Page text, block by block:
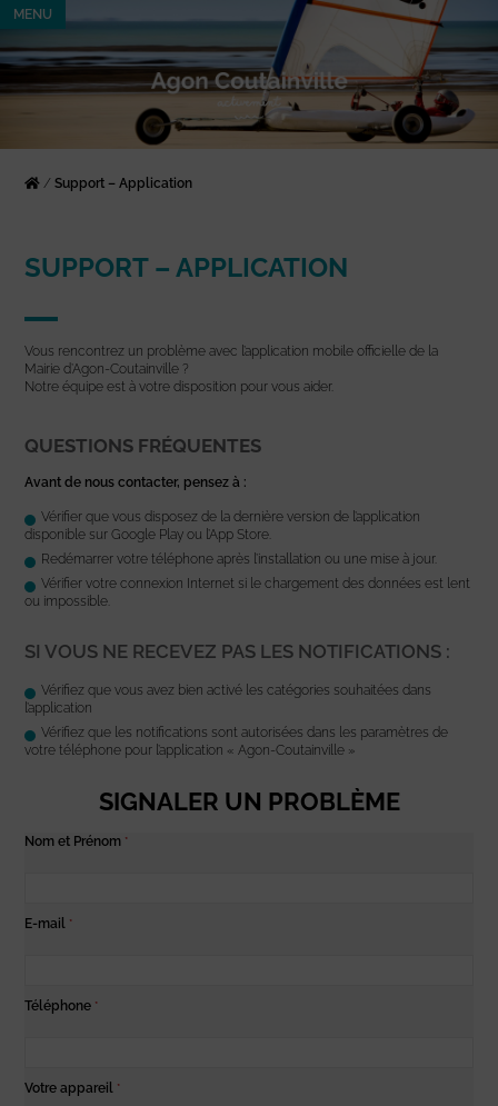
MENU
/Support – Application
SUPPORT – APPLICATION
Vous rencontrez un problème avec l’application mobile officielle de la
Mairie d’Agon-Coutainville ?
Notre équipe est à votre disposition pour vous aider.
QUESTIONS FRÉQUENTES
Avant de nous contacter, pensez à :
Vérifier que vous disposez de la dernière version de l’application
disponible sur Google Play ou l’App Store.
Redémarrer votre téléphone après l’installation ou une mise à jour.
Vérifier votre connexion Internet si le chargement des données est lent
ou impossible.
SI VOUS NE RECEVEZ PAS LES NOTIFICATIONS :
Vérifiez que vous avez bien activé les catégories souhaitées dans
l’application
Vérifiez que les notifications sont autorisées dans les paramètres de
votre téléphone pour l’application « Agon-Coutainville »
SIGNALER UN PROBLÈME
Nom et Prénom *
E-mail *
Téléphone *
Votre appareil *